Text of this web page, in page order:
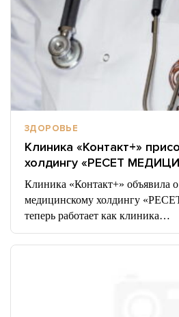
ЗДОРОВЬЕ
Клиника «Контакт+»
холдингу «РЕСЕТ
Клиника «Контакт+» объявила
медицинскому холдингу
теперь работает как клиника…